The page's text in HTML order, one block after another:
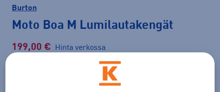
Burton
Moto Boa M Lumilautakengät
199,00 € Hinta verkossa
Lisätietoa